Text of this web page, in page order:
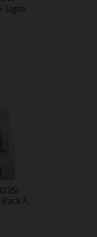
Ligne
À